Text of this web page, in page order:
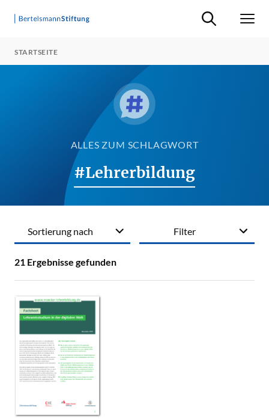
Suche ein-/
STARTSEITE
ALLES ZUM SCHLAGWORT
#Lehrerbildung
Filter
21 Ergebnisse gefunden
Sortierung nach